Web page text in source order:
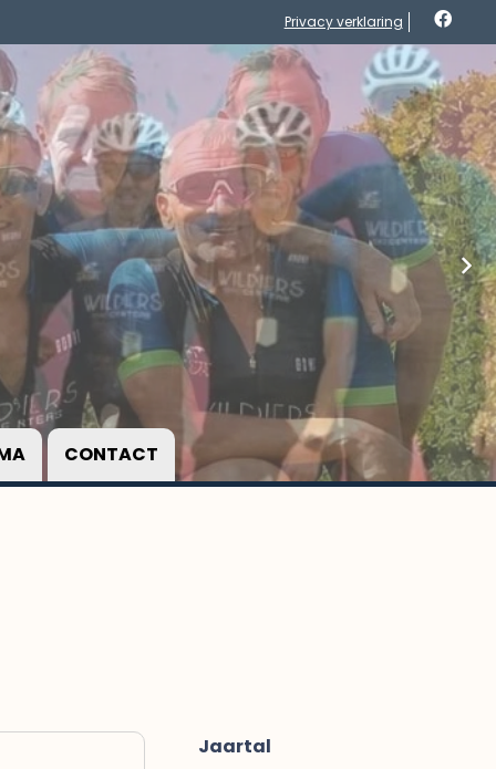
Privacy verklaring
CONTACT
Jaartal